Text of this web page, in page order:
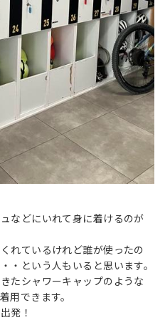
などにいれて身に着けるのが
れているけれど誰が使ったの
・という人もいると思います。
たシャワーキャップのような
用できます。
発！